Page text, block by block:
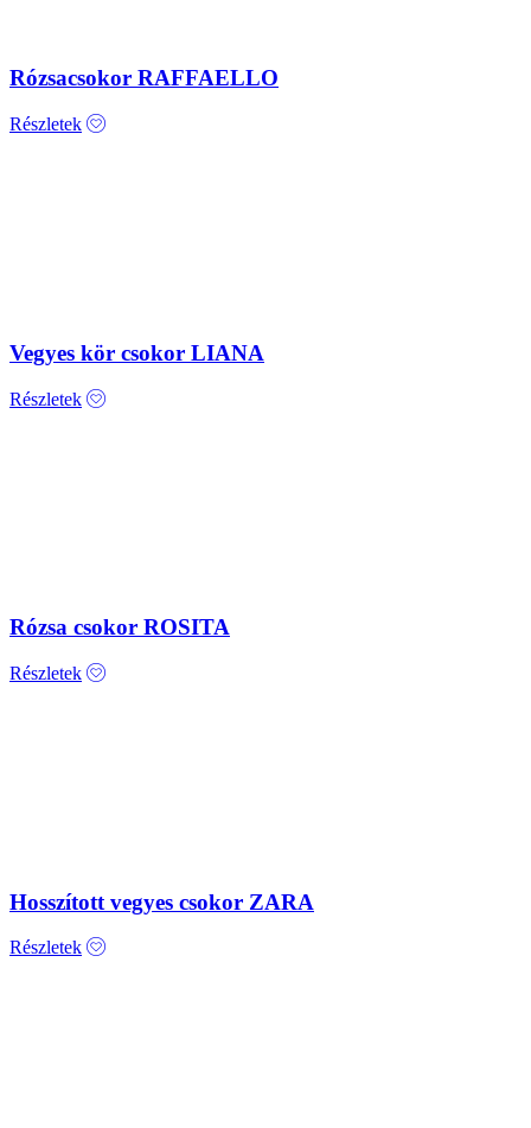
Rózsacsokor RAFFAELLO
Részletek
Vegyes kör csokor LIANA
Részletek
Rózsa csokor ROSITA
Részletek
Hosszított vegyes csokor ZARA
Részletek